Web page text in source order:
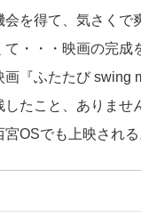
を得て、気さく
・・・映画の完成
画『ふたたび swing
したこと、ありま
OSでも上映され